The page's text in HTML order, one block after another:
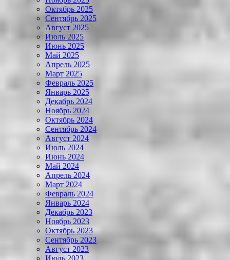
Октябрь 2025
Сентябрь 2025
Август 2025
Июль 2025
Июнь 2025
Май 2025
Апрель 2025
Март 2025
Февраль 2025
Январь 2025
Декабрь 2024
Ноябрь 2024
Октябрь 2024
Сентябрь 2024
Август 2024
Июль 2024
Июнь 2024
Май 2024
Апрель 2024
Март 2024
Февраль 2024
Январь 2024
Декабрь 2023
Ноябрь 2023
Октябрь 2023
Сентябрь 2023
Август 2023
Июль 2023